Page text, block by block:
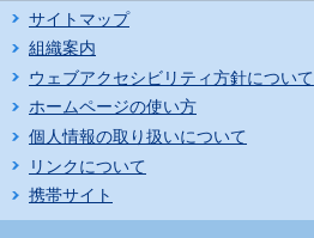
サイトマップ
組織案内
ウェブアクセシビリティ方針について
ホームページの使い方
個人情報の取り扱いについて
リンクについて
携帯サイト